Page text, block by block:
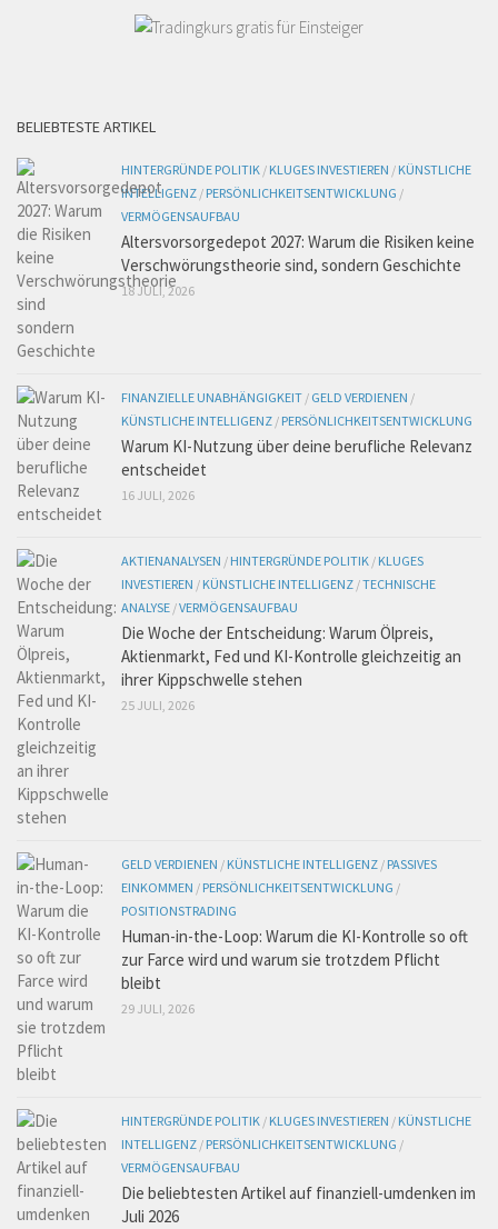
BELIEBTESTE ARTIKEL
HINTERGRÜNDE POLITIK / KLUGES INVESTIEREN / KÜNSTLICHE
INTELLIGENZ / PERSÖNLICHKEITSENTWICKLUNG /
VERMÖGENSAUFBAU
Altersvorsorgedepot 2027: Warum die Risiken keine
Verschwörungstheorie sind, sondern Geschichte
18 JULI, 2026
FINANZIELLE UNABHÄNGIGKEIT / GELD VERDIENEN /
KÜNSTLICHE INTELLIGENZ / PERSÖNLICHKEITSENTWICKLUNG
Warum KI-Nutzung über deine berufliche Relevanz
entscheidet
16 JULI, 2026
AKTIENANALYSEN / HINTERGRÜNDE POLITIK / KLUGES
INVESTIEREN / KÜNSTLICHE INTELLIGENZ /TECHNISCHE
ANALYSE /VERMÖGENSAUFBAU
Die Woche der Entscheidung: Warum Ölpreis,
Aktienmarkt, Fed und KI-Kontrolle gleichzeitig an
ihrer Kippschwelle stehen
25 JULI, 2026
GELD VERDIENEN / KÜNSTLICHE INTELLIGENZ / PASSIVES
EINKOMMEN / PERSÖNLICHKEITSENTWICKLUNG /
POSITIONSTRADING
Human-in-the-Loop: Warum die KI-Kontrolle so oft
zur Farce wird und warum sie trotzdem Pflicht
bleibt
29 JULI, 2026
HINTERGRÜNDE POLITIK / KLUGES INVESTIEREN / KÜNSTLICHE
INTELLIGENZ / PERSÖNLICHKEITSENTWICKLUNG /
VERMÖGENSAUFBAU
Die beliebtesten Artikel auf finanziell-umdenken im
Juli 2026